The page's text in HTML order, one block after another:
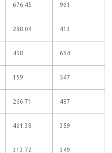
676.45 961
288.04 413
498 634
159 547
266.71 487
461.38 359
313.72 349